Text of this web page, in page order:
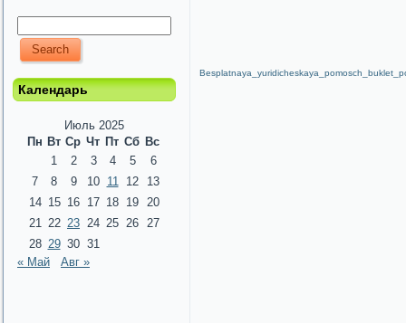
Календарь
Июль 2025
Пн Вт Ср Чт Пт Сб Вс
1
2 3 4 5
6
7
8 9 10 11 12
13
14 15 16 17 18 19
20
21
22 23 24 25 26
27
28 29 30 31
« Май
Авг »